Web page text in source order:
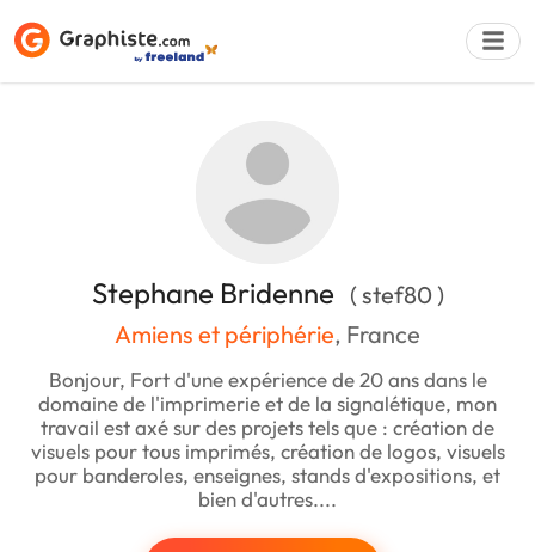
Stephane Bridenne ( stef80 )
Amiens et périphérie, France
Bonjour, Fort d'une expérience de 20 ans dans le
domaine de l'imprimerie et de la signalétique, mon
travail est axé sur des projets tels que : création de
visuels pour tous imprimés, création de logos, visuels
pour banderoles, enseignes, stands d'expositions, et
bien d'autres....